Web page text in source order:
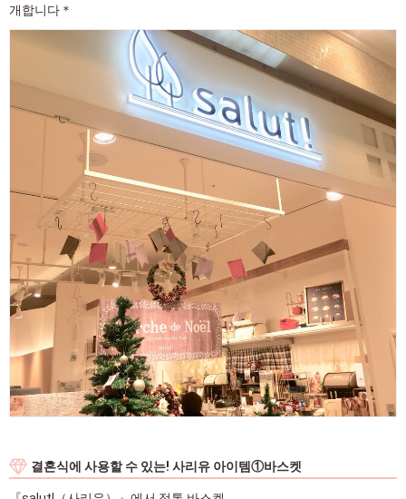
개합니다＊
결혼식에 사용할 수 있는! 사리유 아이템①바스켓